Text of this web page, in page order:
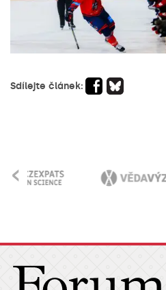
Sdílejte článek:
‹